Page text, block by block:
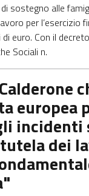
sostegno alle
per l’esercizio
euro. Con il
Sociali n.
europea
incidenti
dei